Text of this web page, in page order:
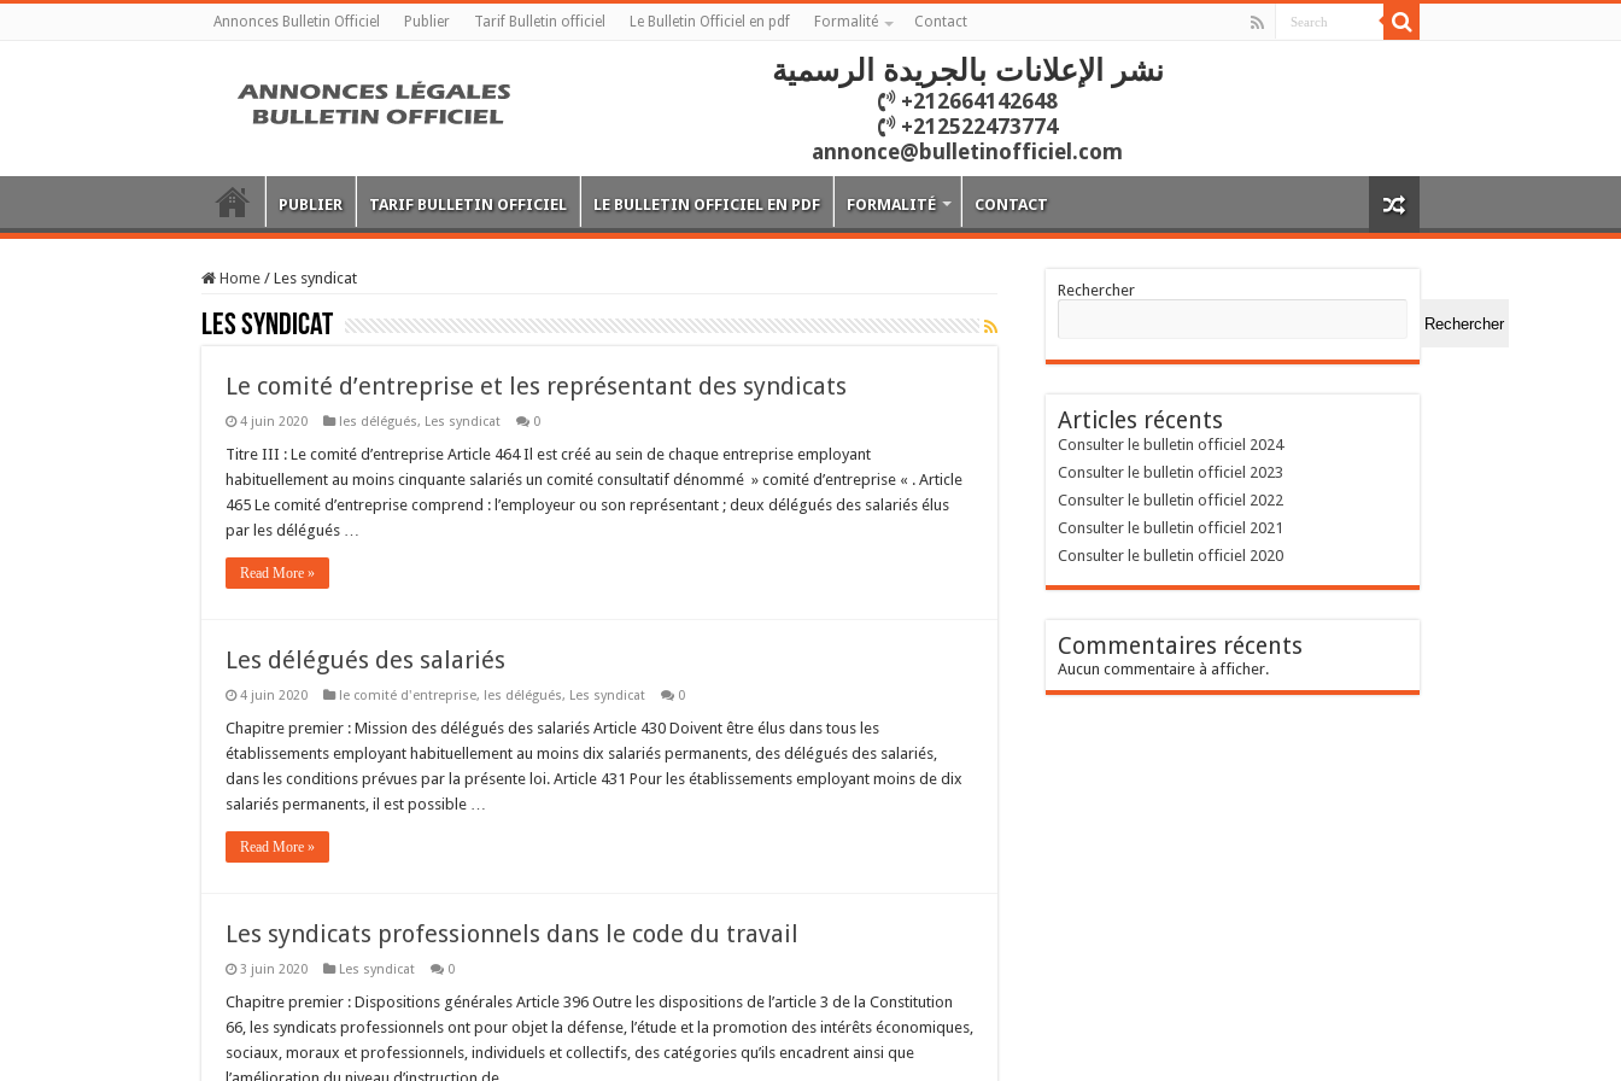
Annonces Bulletin Officiel Publier Tarif Bulletin officiel Le Bulletin Officiel en pdf Formalité Contact
نشر الإعلانات بالجريدة الرسمية
+212664142648
+212522473774
annonce@bulletinofficiel.com
PUBLIER TARIF BULLETIN OFFICIEL LE BULLETIN OFFICIEL EN PDF FORMALITÉ CONTACT
Home / Les syndicat
Les syndicat
Le comité d’entreprise et les représentant des syndicats
4 juin 2020 les délégués, Les syndicat 0
Titre III : Le comité d’entreprise Article 464 Il est créé au sein de chaque entreprise employant
habituellement au moins cinquante salariés un comité consultatif dénommé » comité d’entreprise « . Article
465 Le comité d’entreprise comprend : l’employeur ou son représentant ; deux délégués des salariés élus
par les délégués …
Read More »
Les délégués des salariés
4 juin 2020 le comité d'entreprise, les délégués, Les syndicat 0
Chapitre premier : Mission des délégués des salariés Article 430 Doivent être élus dans tous les
établissements employant habituellement au moins dix salariés permanents, des délégués des salariés,
dans les conditions prévues par la présente loi. Article 431 Pour les établissements employant moins de dix
salariés permanents, il est possible …
Read More »
Les syndicats professionnels dans le code du travail
3 juin 2020 Les syndicat 0
Chapitre premier : Dispositions générales Article 396 Outre les dispositions de l’article 3 de la Constitution
66, les syndicats professionnels ont pour objet la défense, l’étude et la promotion des intérêts économiques,
sociaux, moraux et professionnels, individuels et collectifs, des catégories qu’ils encadrent ainsi que
Rechercher
Rechercher
Articles récents
Consulter le bulletin officiel 2024
Consulter le bulletin officiel 2023
Consulter le bulletin officiel 2022
Consulter le bulletin officiel 2021
Consulter le bulletin officiel 2020
Commentaires récents
Aucun commentaire à afficher.